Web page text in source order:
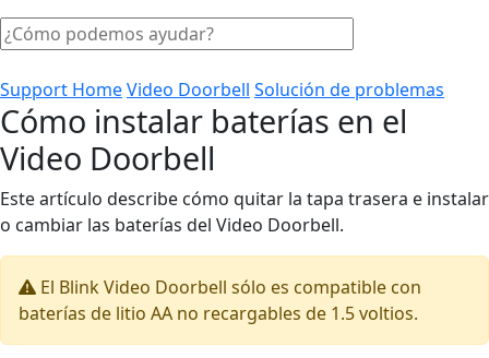
Support HomeVideo Doorbell Solución de problemas
Cómo instalar baterías en el
Video Doorbell
Este artículo describe cómo quitar la tapa trasera e instalar
o cambiar las baterías del Video Doorbell.
El Blink Video Doorbell sólo es compatible con
baterías de litio AA no recargables de 1.5 voltios.